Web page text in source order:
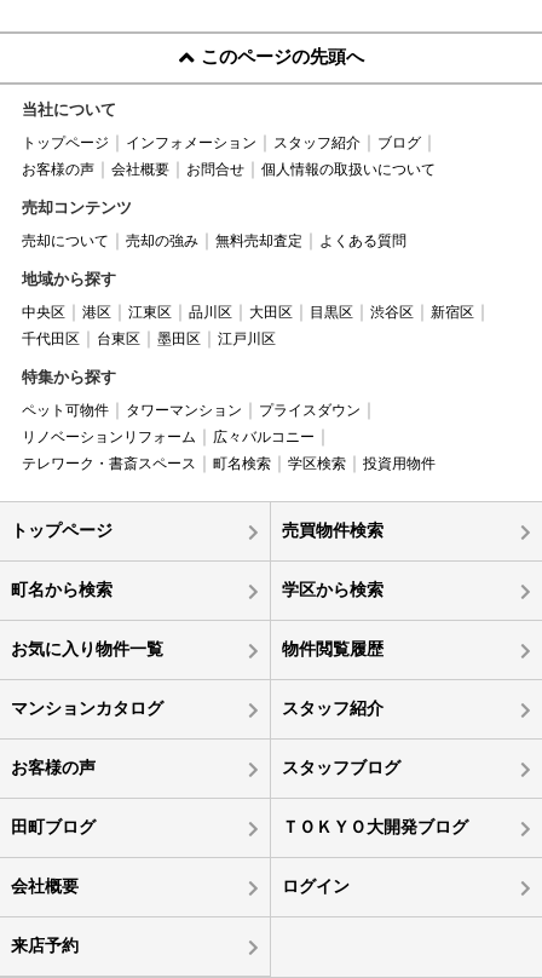
このページの先頭へ
当社について
トップページ インフォメーション スタッフ紹介
ブログ
お客様の声
会社概要 お問合せ 個人情報の取扱いについて
売却コンテンツ
売却について 売却の強み 無料売却査定 よくある質問
地域から探す
中央区 港区 江東区 品川区 大田区 目黒区 渋谷区
新宿区
千代田区
台東区 墨田区 江戸川区
特集から探す
ペット可物件 タワーマンション
プライスダウン
リノベーションリフォーム
広々バルコニー
テレワーク・書斎スペース
町名検索 学区検索 投資用物件
トップページ 売買物件検索
町名から検索 学区から検索
お気に入り物件一覧 物件閲覧履歴
マンションカタログ スタッフ紹介
お客様の声 スタッフブログ
田町ブログ ＴＯＫＹＯ大開発ブログ
会社概要 ログイン
来店予約